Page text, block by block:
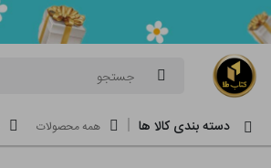
جستجو
دسته بندی کالا ها همه محصولات